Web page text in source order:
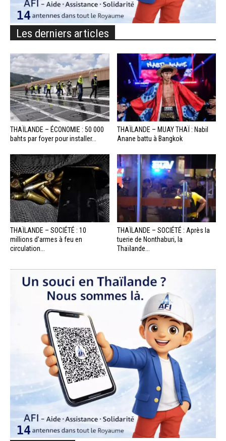
Les derniers articles
THAÏLANDE – ÉCONOMIE : 50 000
bahts par foyer pour installer...
THAÏLANDE – MUAY THAÏ : Nabil
Anane battu à Bangkok
THAÏLANDE – SOCIÉTÉ : 10
millions d’armes à feu en
circulation...
THAÏLANDE – SOCIÉTÉ : Après la
tuerie de Nonthaburi, la
Thaïlande...